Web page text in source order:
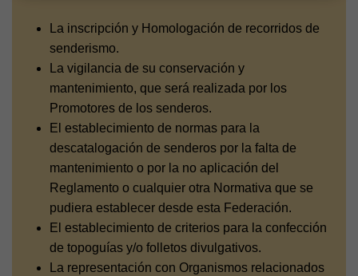
La inscripción y Homologación de recorridos de
senderismo.
La vigilancia de su conservación y
mantenimiento, que será realizada por los
Promotores de los senderos.
El establecimiento de normas para la
descatalogación de senderos por la falta de
mantenimiento o por la no aplicación del
Reglamento o cualquier otra Normativa que se
pudiera establecer desde esta Federación.
El establecimiento de criterios para la confección
de topoguías y/o folletos divulgativos.
La representación con Organismos relacionados